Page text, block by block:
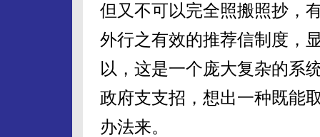
但又不可以完全照搬照抄
外行之有效的推荐信制度，
以，这是一个庞大复杂的系
政府支支招，想出一种既能
办法来。